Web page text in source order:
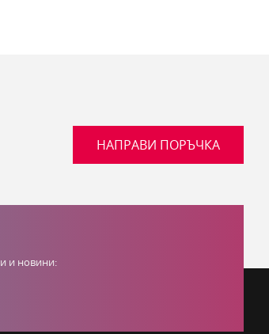
НАПРАВИ ПОРЪЧКА
и новини: